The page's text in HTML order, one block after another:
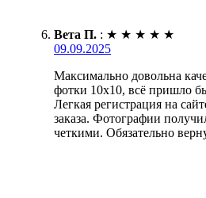
Вета П. : ★ ★ ★ ★ ★
09.09.2025
Максимально довольна
фотки 10х10, всё пришло
Легкая регистрация на
заказа. Фотографии
четкими. Обязательно